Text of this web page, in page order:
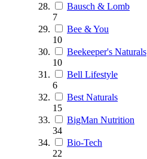
Bausch & Lomb
7
Bee & You
10
Beekeeper's Naturals
10
Bell Lifestyle
6
Best Naturals
15
BigMan Nutrition
34
Bio-Tech
22